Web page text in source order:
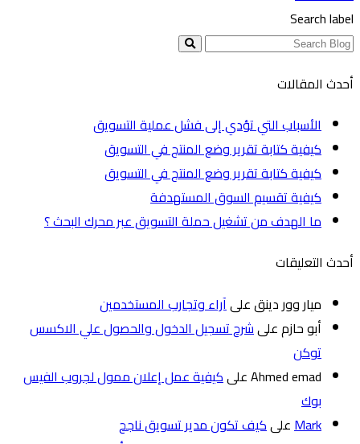
Search label
أحدث المقالات
الأسباب التي تؤدي إلى فشل عملية التسويق
كيفية كتابة تقرير وضع المنتج في التسويق
كيفية كتابة تقرير وضع المنتج في التسويق
كيفية تقسيم السوق المستهدفة
ما الهدف من تشغيل حملة التسويق عبر محرك البحث ؟
أحدث التعليقات
ميار وور دينقعلىآراء وتجارب المستخدمين
أبو حازمعلىشرح تسجيل الدخول والحصول علي الاكسس
توكن
Ahmed emadعلىكيفية عمل إعلان ممول لجروب الفيس
بوك
Markعلىكيف تكون مدير تسويق ناجح